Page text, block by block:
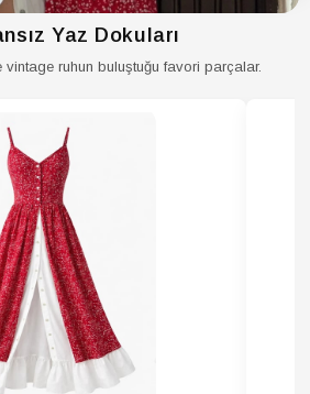
Forward
Yaka
Yaş Grupları
Yaz Dokuları
vintage ruhun buluştuğu favori parçalar.